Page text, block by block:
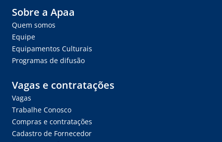
Sobre a Apaa
Quem somos
Equipe
Equipamentos Culturais
Programas de difusão
Vagas e contratações
Vagas
Trabalhe Conosco
Compras e contratações
Cadastro de Fornecedor